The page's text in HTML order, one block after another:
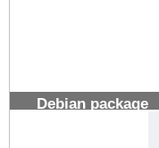
Debian package